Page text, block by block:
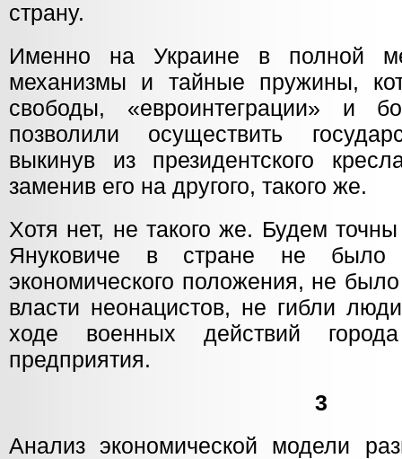
страну.
Именно на Украине в полной
механизмы и тайные пружины,
свободы, «евроинтеграции» и
позволили осуществить
выкинув из президентского
заменив его на другого, такого же.
Хотя нет, не такого же. Будем
Януковиче в стране не было
экономического положения, не
власти неонацистов, не гибли
ходе военных действий
предприятия.
3
Анализ экономической модели